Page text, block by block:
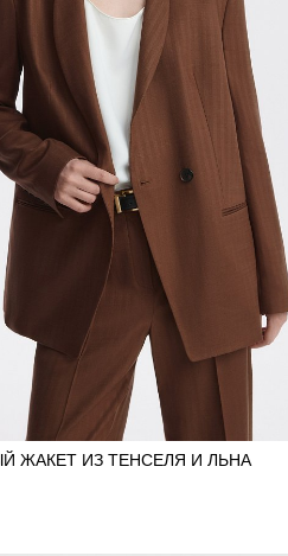
40 42 44 46
ЖАКЕТ ИЗ ТЕНСЕЛЯ И ЛЬНА